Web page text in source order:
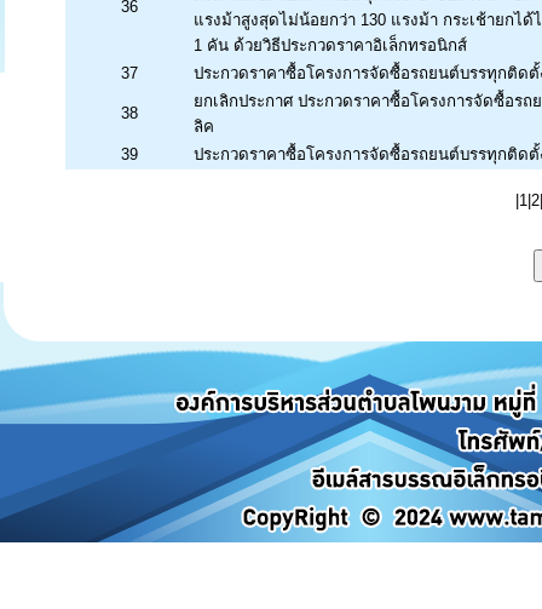
36
แรงม้าสูงสุดไม่น้อยกว่า 130 แรงม้า กระเช้ายกได้
1 คัน ด้วยวิธีประกวดราคาอิเล็กทรอนิกส์
37
ประกวดราคาซื้อโครงการจัดซื้อรถยนต์บรรทุกติด
38
ยกเลิกประกาศ ประกวดราคาซื้อโครงการจัดซื้อร
ลิค
39
ประกวดราคาซื้อโครงการจัดซื้อรถยนต์บรรทุกติด
1| 2|